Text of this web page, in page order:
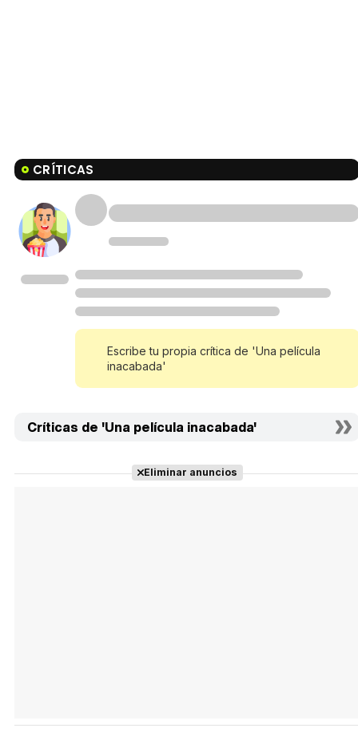
CRÍTICAS
Escribe tu propia crítica de 'Una película
inacabada'
Críticas de 'Una película inacabada'
Eliminar anuncios